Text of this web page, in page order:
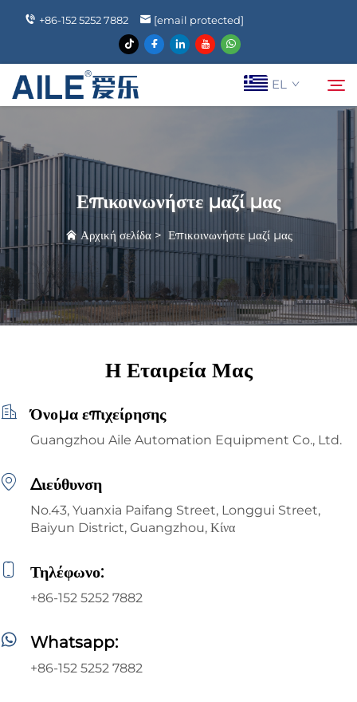
+86-152 5252 7882 [email protected]
EL
Ποιοι Είμαστε
Ειδήσεις
Συχνές Ερωτήσεις
Επικοινωνήστε μαζί μας
Αρχική σελίδα> Επικοινωνήστε μαζί μας
Η Εταιρεία Μας
Όνομα επιχείρησης
Guangzhou Aile Automation Equipment Co., Ltd.
Διεύθυνση
No.43, Yuanxia Paifang Street, Longgui Street,
Baiyun District, Guangzhou, Κίνα
Τηλέφωνο:
+86-152 5252 7882
Whatsapp:
+86-152 5252 7882